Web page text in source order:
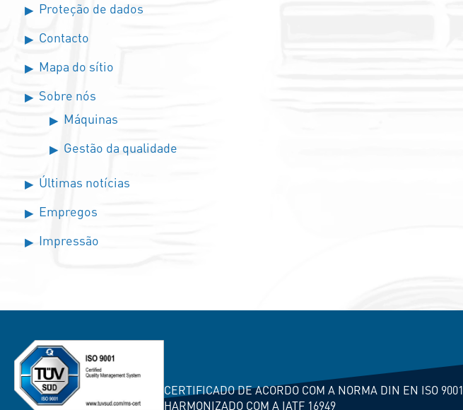
Proteção de dados
Contacto
Mapa do sítio
Sobre nós
Máquinas
Gestão da qualidade
Últimas notícias
Empregos
Impressão
CERTIFICADO DE ACORDO COM A NORMA DIN EN ISO 9001
HARMONIZADO COM A IATF 16949